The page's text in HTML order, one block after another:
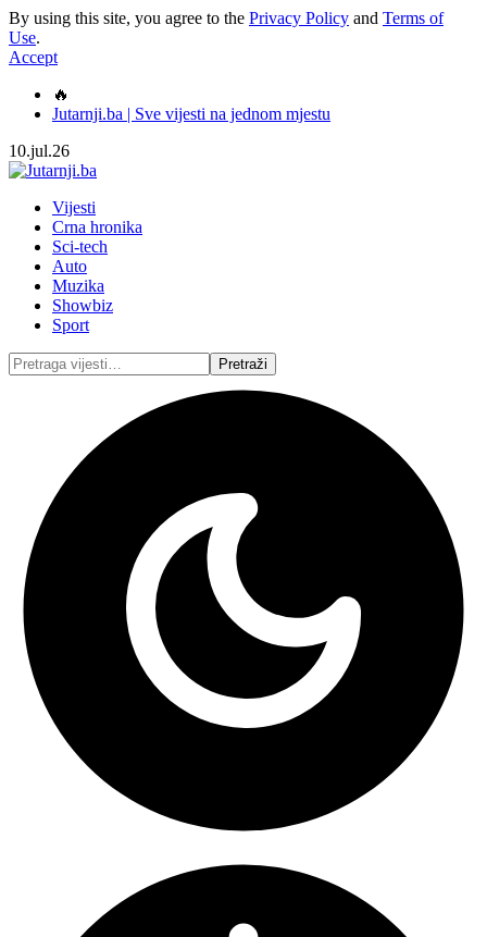
By using this site, you agree to the Privacy Policy and Terms of
Use.
Accept
🔥
Jutarnji.ba | Sve vijesti na jednom mjestu
10.jul.26
Vijesti
Crna hronika
Sci-tech
Auto
Muzika
Showbiz
Sport